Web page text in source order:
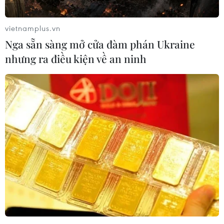
Tiếp tục vun đắp Quan hệ Đoàn kết Hữu
nghị Đặc biệt Việt Nam-Cuba
05/09/2023 13:52
Đại sứ Việt Nam Lê Thanh Tùng dẫn lời Chủ tịch Hồ Chí
Minh khẳng định: “Việt Nam và Cuba cách xa nhau
hàng vạn dặm nhưng lòng dân hai nước gần gũi như
anh em một nhà.”
vietnamplus.vn
Nga sẵn sàng mở cửa đàm phán Ukraine
nhưng ra điều kiện về an ninh